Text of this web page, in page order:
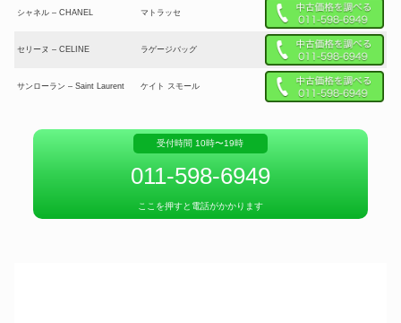
シャネル – CHANEL マトラッセ
セリーヌ – CELINE ラゲージバッグ
サンローラン – Saint Laurent ケイト スモール
HORSEショルダーバッグ
受付時間 10時〜19時
011-598-6949
ここを押すと電話がかかります